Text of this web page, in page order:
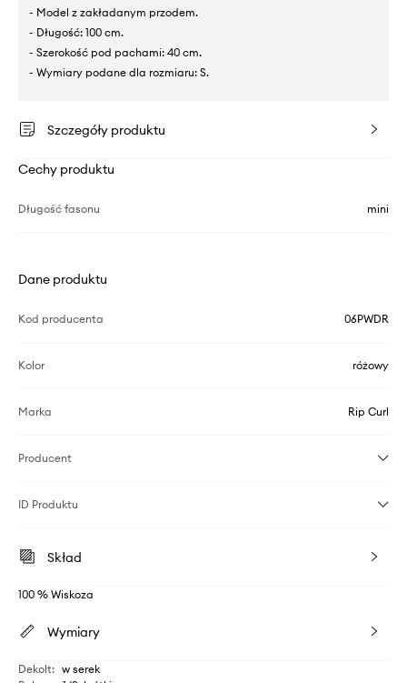
- Model z zakładanym przodem.
- Długość: 100 cm.
- Szerokość pod pachami: 40 cm.
- Wymiary podane dla rozmiaru: S.
Szczegóły produktu
Cechy produktu
Długość fasonu mini
Dane produktu
Kod producenta 06PWDR
Kolor różowy
Marka Rip Curl
Producent
ID Produktu
Skład
100 % Wiskoza
Wymiary
Dekolt: w serek